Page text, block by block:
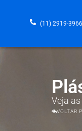
(11) 2919-
Veja
VOLTAR